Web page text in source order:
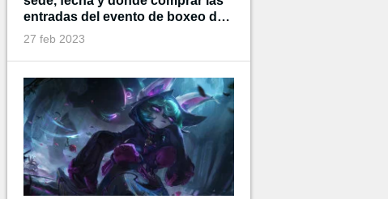
entradas del evento de boxeo de
Ibai
27 feb 2023